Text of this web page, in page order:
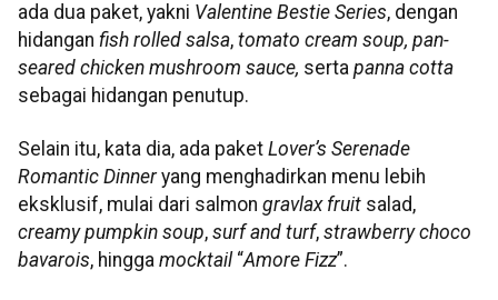
ada dua paket, yakni Valentine Bestie Series, dengan
hidangan fish rolled salsa, tomato cream soup, pan-
seared chicken mushroom sauce, serta panna cotta
sebagai hidangan penutup.
Selain itu, kata dia, ada paket Lover’s Serenade
Romantic Dinneryang menghadirkan menu lebih
eksklusif, mulai dari salmon gravlax fruit salad,
creamy pumpkin soup, surf and turf, strawberry choco
bavarois, hingga mocktail“Amore Fizz”.